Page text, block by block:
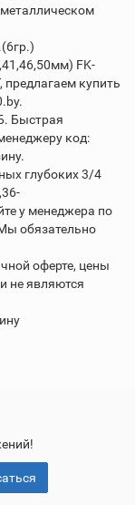
FK-
предлагаем купить
Быстрая
код:
глубоких 3/4
у менеджера по
обязательно
оферте, цены
не являются